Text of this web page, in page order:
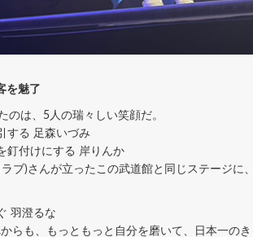
を魅了
のは、5人の瑞々しい笑顔だ。
する 足森いづみ
釘付けにする 岸りんか
ラブ)さんが立ったこの武道館と同じステージ
羽澄るな
らも、もっともっと自分を磨いて、日本一の